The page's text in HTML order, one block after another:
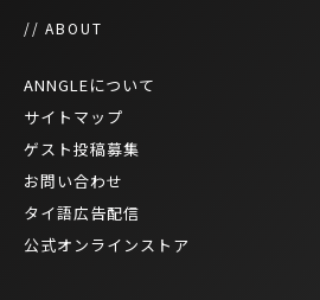
// ABOUT
ANNGLEについて
サイトマップ
ゲスト投稿募集
お問い合わせ
タイ語広告配信
公式オンラインストア